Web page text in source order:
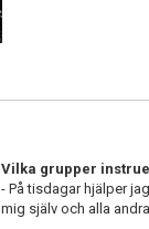
Vilka grupper
- På tisdagar hjälper
mig själv och alla